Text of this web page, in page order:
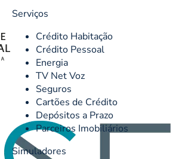
Serviços
Crédito Habitação
Crédito Pessoal
Energia
TV Net Voz
Seguros
Cartões de Crédito
Depósitos a Prazo
Parceiros Imobiliários
Simuladores